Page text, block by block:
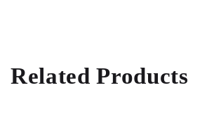
Related Products